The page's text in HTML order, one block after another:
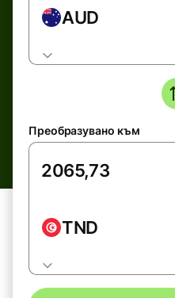
AUD
Преобразувано към
TND